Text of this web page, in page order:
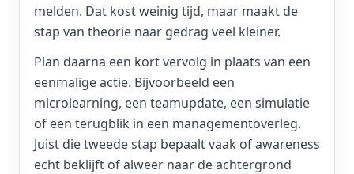
melden. Dat kost weinig tijd, maar maakt de
stap van theorie naar gedrag veel kleiner.
Plan daarna een kort vervolg in plaats van een
eenmalige actie. Bijvoorbeeld een
microlearning, een teamupdate, een simulatie
of een terugblik in een managementoverleg.
Juist die tweede stap bepaalt vaak of awareness
echt beklijft of alweer naar de achtergrond